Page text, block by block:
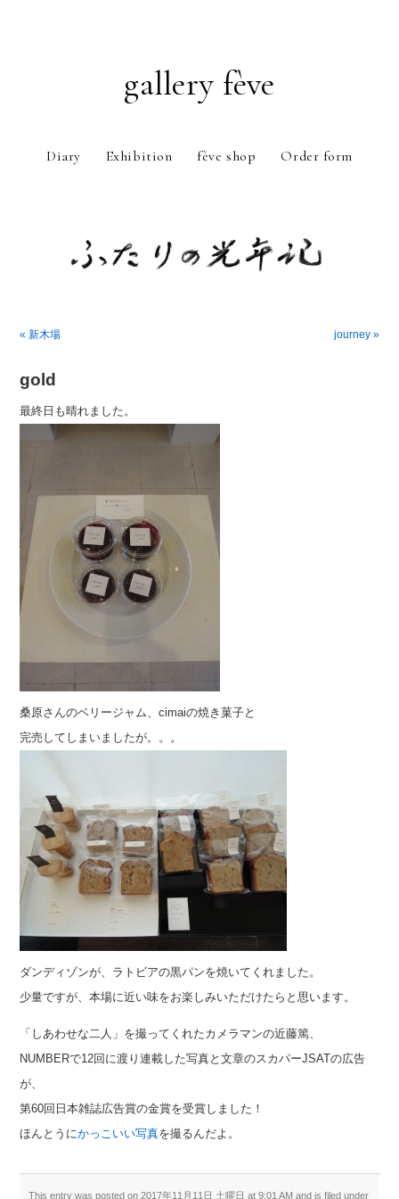
gallery fève
Diary Exhibition fève shop Order form
« 新木場
journey »
gold
最終日も晴れました。
桑原さんのベリージャム、cimaiの焼き菓子と
完売してしまいましたが。。。
ダンディゾンが、ラトビアの黒パンを焼いてくれました。
少量ですが、本場に近い味をお楽しみいただけたらと思います。
「しあわせな二人」を撮ってくれたカメラマンの近藤篤、
NUMBERで12回に渡り連載した写真と文章のスカパーJSATの広告
が、
第60回日本雑誌広告賞の金賞を受賞しました！
ほんとうにかっこいい写真を撮るんだよ。
This entry was posted on 2017年11月11日 土曜日 at 9:01 AM and is filed under